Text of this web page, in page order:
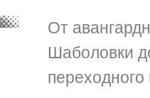
От
Шаболовки
переходного